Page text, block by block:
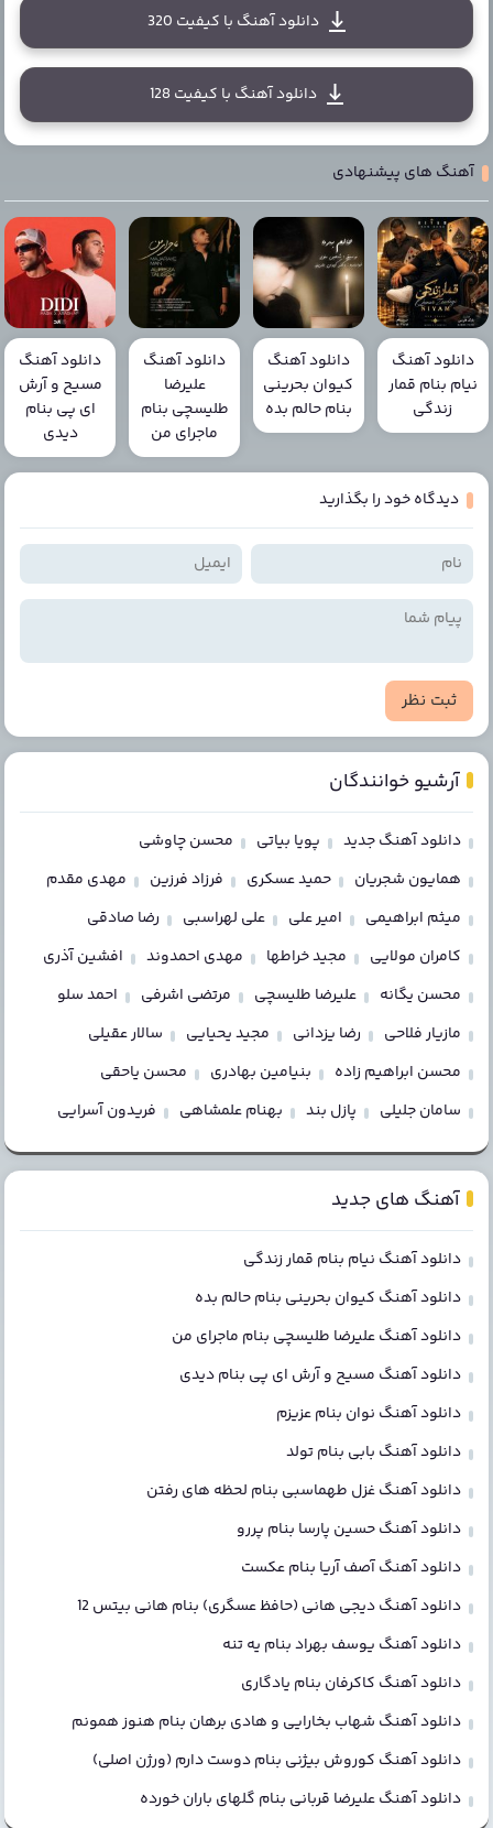
دانلود آهنگ با کیفیت 320
دانلود آهنگ با کیفیت 128
آهنگ های پیشنهادی
دانلود آهنگ
نیام بنام قمار
زندگی
دانلود آهنگ
کیوان بحرینی
بنام حالم بده
دانلود آهنگ
علیرضا
طلیسچی بنام
ماجرای من
دانلود آهنگ
مسیح و آرش
ای پی بنام
دیدی
دیدگاه خود را بگذارید
ثبت نظر
آرشیو خوانندگان
دانلود آهنگ جدید پویا بیاتی
محسن چاوشی
همایون شجریان
حمید عسکری فرزاد فرزین
مهدی مقدم
میثم ابراهیمی
امیر علی علی لهراسبی
رضا صادقی
کامران مولایی
مجید خراطها مهدی احمدوند
افشین آذری
محسن یگانه
علیرضا طلیسچی مرتضی اشرفی
احمد سلو
مازیار فلاحی
رضا یزدانی مجید یحیایی
سالار عقیلی
محسن ابراهیم زاده
بنیامین بهادری
محسن یاحقی
سامان جلیلی
پازل بند بهنام علمشاهی فریدون آسرایی
آهنگ های جدید
دانلود آهنگ نیام بنام قمار زندگی
دانلود آهنگ کیوان بحرینی بنام حالم بده
دانلود آهنگ علیرضا طلیسچی بنام ماجرای من
دانلود آهنگ مسیح و آرش ای پی بنام دیدی
دانلود آهنگ نوان بنام عزیزم
دانلود آهنگ بابی بنام تولد
دانلود آهنگ غزل طهماسبی بنام لحظه های رفتن
دانلود آهنگ حسین پارسا بنام پررو
دانلود آهنگ آصف آریا بنام عکست
دانلود آهنگ دیجی هانی (حافظ عسگری) بنام هانی بیتس 12
دانلود آهنگ یوسف بهراد بنام یه تنه
دانلود آهنگ کاکرفان بنام یادگاری
دانلود آهنگ شهاب بخارایی و هادی برهان بنام هنوز همونم
دانلود آهنگ کوروش بیژنی بنام دوست دارم (ورژن اصلی)
دانلود آهنگ علیرضا قربانی بنام گلهای باران خورده